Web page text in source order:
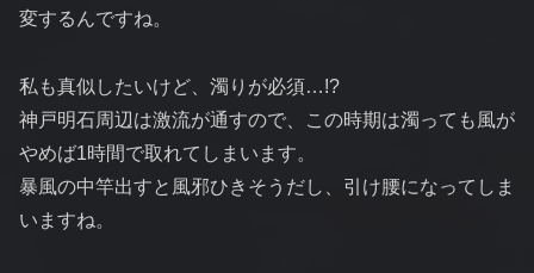
変するんですね。
私も真似したいけど、濁りが必須…!?
神戸明石周辺は激流が通すので、この時期は濁っても風が
やめば1時間で取れてしまいます。
暴風の中竿出すと風邪ひきそうだし、引け腰になってしま
いますね。